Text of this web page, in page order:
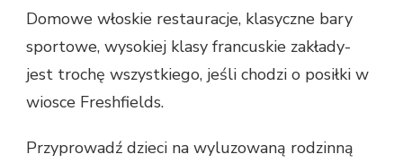
Domowe włoskie restauracje, klasyczne bary
sportowe, wysokiej klasy francuskie zakłady-
jest trochę wszystkiego, jeśli chodzi o posiłki w
wiosce Freshfields.
Przyprowadź dzieci na wyluzowaną rodzinną